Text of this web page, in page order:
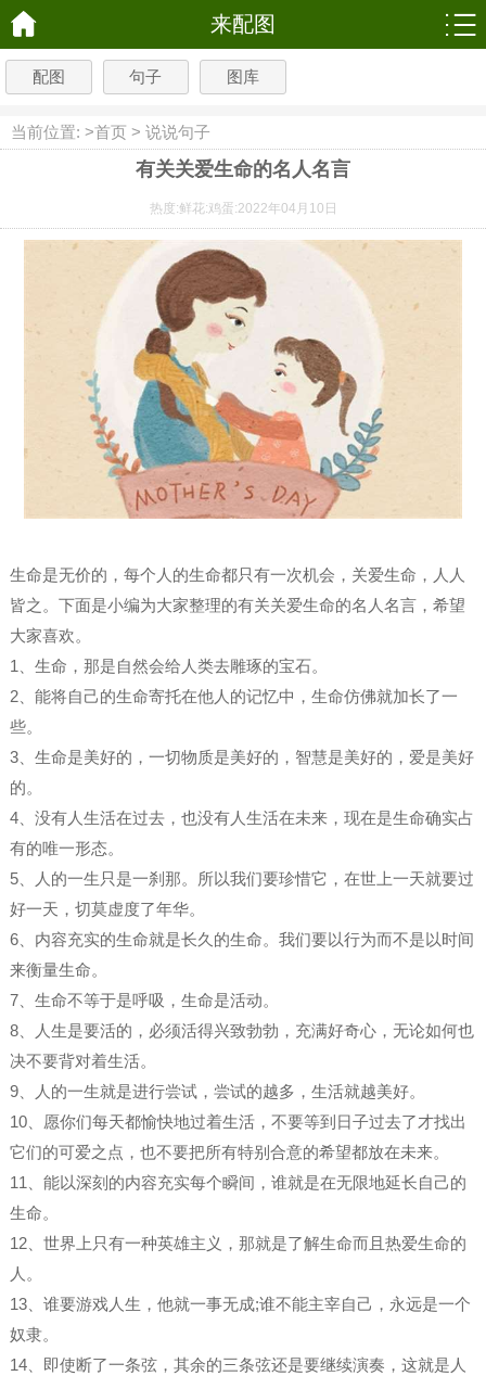
来配图
配图 句子 图库
当前位置: >首页 > 说说句子
有关关爱生命的名人名言
热度:鲜花:鸡蛋:2022年04月10日
生命是无价的，每个人的生命都只有一次机会，关爱生命，人人
皆之。下面是小编为大家整理的有关关爱生命的名人名言，希望
大家喜欢。
1、生命，那是自然会给人类去雕琢的宝石。
2、能将自己的生命寄托在他人的记忆中，生命仿佛就加长了一
些。
3、生命是美好的，一切物质是美好的，智慧是美好的，爱是美好
的。
4、没有人生活在过去，也没有人生活在未来，现在是生命确实占
有的唯一形态。
5、人的一生只是一刹那。所以我们要珍惜它，在世上一天就要过
好一天，切莫虚度了年华。
6、内容充实的生命就是长久的生命。我们要以行为而不是以时间
来衡量生命。
7、生命不等于是呼吸，生命是活动。
8、人生是要活的，必须活得兴致勃勃，充满好奇心，无论如何也
决不要背对着生活。
9、人的一生就是进行尝试，尝试的越多，生活就越美好。
10、愿你们每天都愉快地过着生活，不要等到日子过去了才找出
它们的可爱之点，也不要把所有特别合意的希望都放在未来。
11、能以深刻的内容充实每个瞬间，谁就是在无限地延长自己的
生命。
12、世界上只有一种英雄主义，那就是了解生命而且热爱生命的
人。
13、谁要游戏人生，他就一事无成;谁不能主宰自己，永远是一个
奴隶。
14、即使断了一条弦，其余的三条弦还是要继续演奏，这就是人